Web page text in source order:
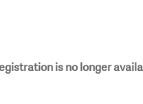
is no longer